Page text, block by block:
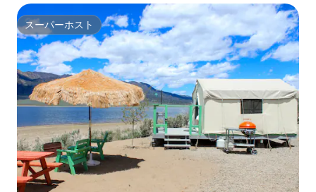
スーパーホスト
スーパーホスト